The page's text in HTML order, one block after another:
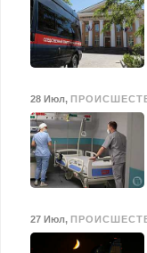
28 Июл,
27 Июл,